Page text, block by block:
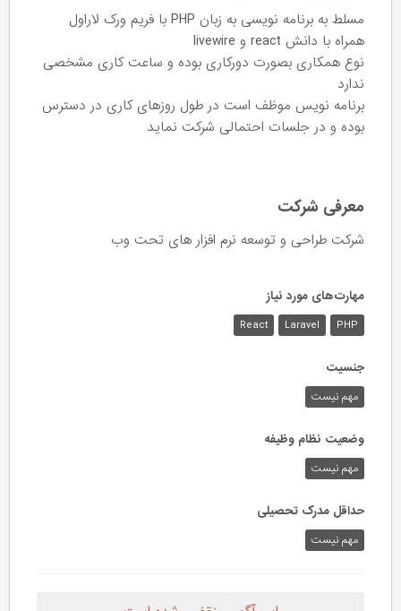
مسلط به برنامه نویسی به زبان PHP با فریم ورک لاراول
همراه با دانش react و livewire
نوع همکاری بصورت دورکاری بوده و ساعت کاری مشخصی
ندارد
برنامه نویس موظف است در طول روزهای کاری در دسترس
بوده و در جلسات احتمالی شرکت نماید
معرفی شرکت
شرکت طراحی و توسعه نرم افزار های تحت وب
مهارت‌های مورد نیاز
PHP
Laravel
React
جنسیت
مهم نیست
وضعیت نظام وظیفه
مهم‌ نیست
حداقل مدرک تحصیلی
مهم نیست